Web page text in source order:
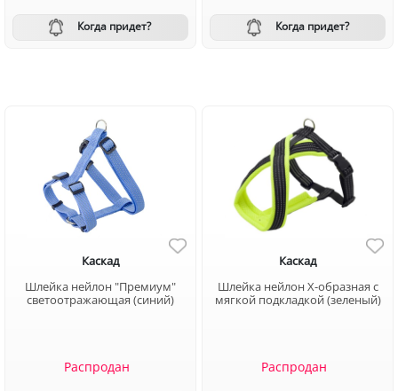
Когда придет? Когда придет?
Каскад
Шлейка нейлон "Премиум"
светоотражающая (синий)
Распродан
Каскад
Шлейка нейлон Х-образная с
мягкой подкладкой (зеленый)
Распродан